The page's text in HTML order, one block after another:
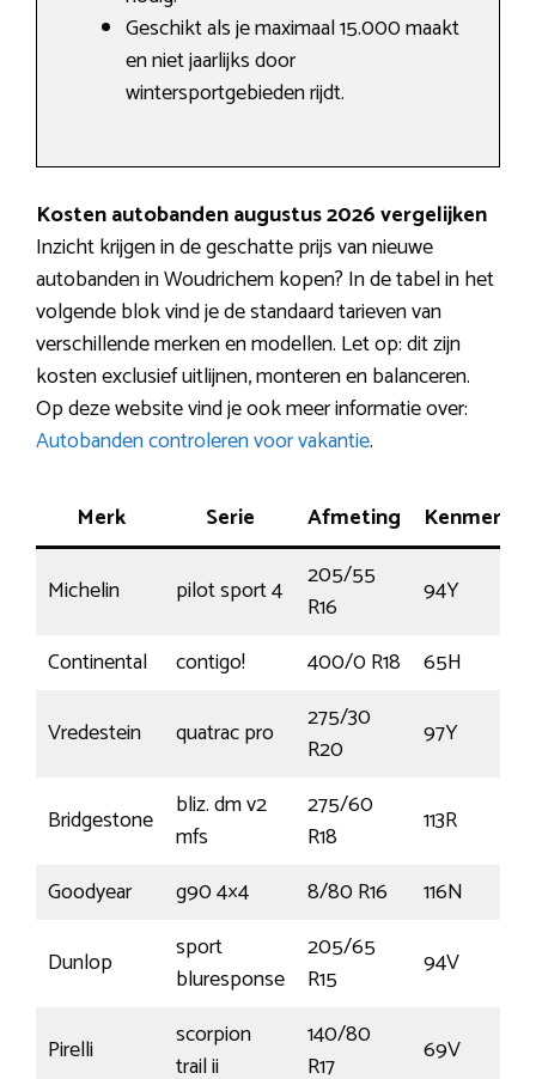
Geschikt als je maximaal 15.000 maakt
en niet jaarlijks door
wintersportgebieden rijdt.
Kosten autobanden augustus 2026 vergelijken
Inzicht krijgen in de geschatte prijs van nieuwe
autobanden in Woudrichem kopen? In de tabel in het
volgende blok vind je de standaard tarieven van
verschillende merken en modellen. Let op: dit zijn
kosten exclusief uitlijnen, monteren en balanceren.
Op deze website vind je ook meer informatie over:
Autobanden controleren voor vakantie.
Merk Serie Afmeting Kenmerk
Michelin pilot sport 4
205/55
R16
94Y
Continental
contigo! 400/0 R18 65H
Vredestein
quatrac pro
275/30
R20
97Y
Bridgestone
bliz. dm v2
mfs
275/60
R18
113R
Goodyear
g90 4×4 8/80 R16 116N
Dunlop
sport
bluresponse
205/65
R15
94V
Pirelli
scorpion
trail ii
140/80
R17
69V